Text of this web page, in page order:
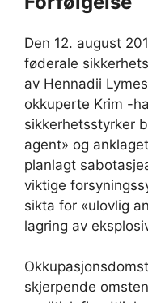
Den 12. august
føderale
av Hennadii
okkuperte Krim -
sikkerhetsstyrker
agent» og
planlagt
viktige
sikta for «ulovlig
lagring av
skjerpende